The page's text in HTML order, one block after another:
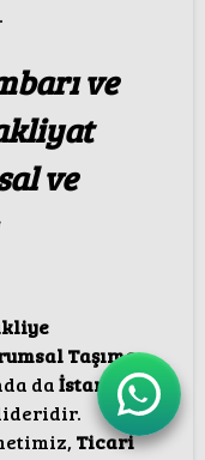
ve
ve
Taşıma
daİstanbul
Ticari